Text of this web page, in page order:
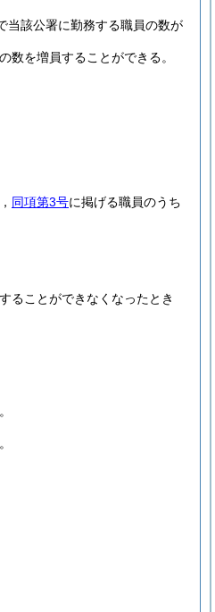
当該公署に勤務する職員の数が
数を増員することができる。
同項第3号に掲げる職員のうち
ることができなくなったとき